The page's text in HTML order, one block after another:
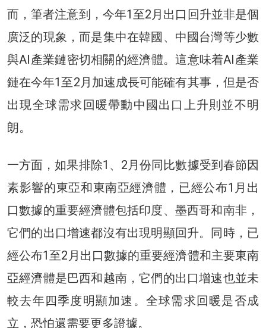
而，筆者注意到，今年1至2月出口回升並非是個
廣泛的現象，而是集中在韓國、中國台灣等少數
與AI產業鏈密切相關的經濟體。這意味着AI產業
鏈在今年1至2月加速成長可能確有其事，但是否
出現全球需求回暖帶動中國出口上升則並不明
朗。
一方面，如果排除1、2月份同比數據受到春節因
素影響的東亞和東南亞經濟體，已經公布1月出
口數據的重要經濟體包括印度、墨西哥和南非，
它們的出口增速都沒有出現明顯回升。同時，已
經公布1至2月出口數據的重要經濟體和主要東南
亞經濟體是巴西和越南，它們的出口增速也並未
較去年四季度明顯加速。全球需求回暖是否成
立，恐怕還需要更多證據。